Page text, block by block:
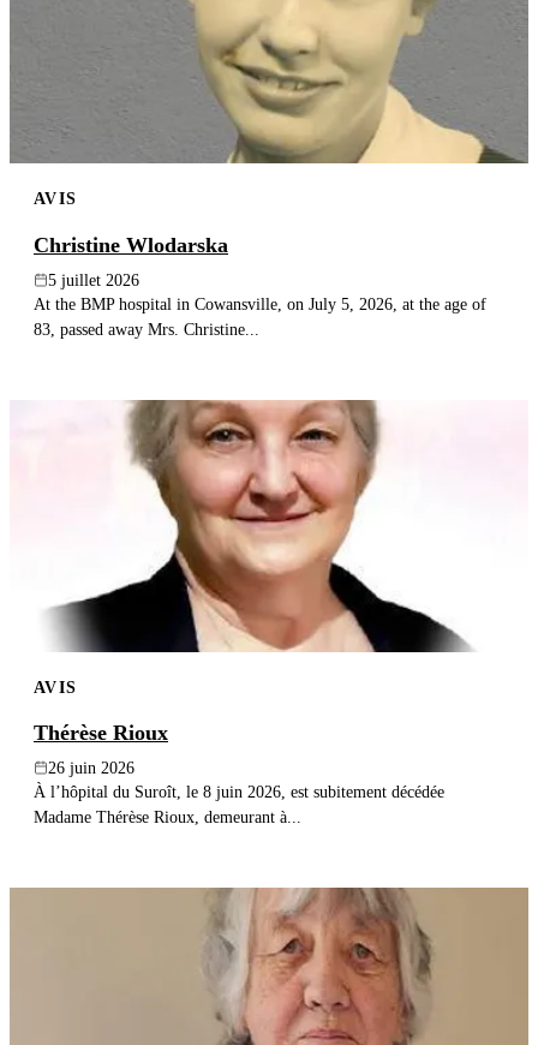
AVIS
Christine Wlodarska
5 juillet 2026
At the BMP hospital in Cowansville, on July 5, 2026, at the age of
83, passed away Mrs. Christine...
AVIS
Thérèse Rioux
26 juin 2026
À l’hôpital du Suroît, le 8 juin 2026, est subitement décédée
Madame Thérèse Rioux, demeurant à...